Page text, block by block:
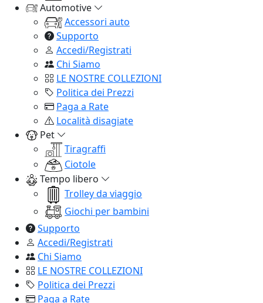
Automotive
Accessori auto
Supporto
Accedi/Registrati
Chi Siamo
LE NOSTRE COLLEZIONI
Politica dei Prezzi
Paga a Rate
Località disagiate
Pet
Tiragraffi
Ciotole
Tempo libero
Trolley da viaggio
Giochi per bambini
Supporto
Accedi/Registrati
Chi Siamo
LE NOSTRE COLLEZIONI
Politica dei Prezzi
Paga a Rate